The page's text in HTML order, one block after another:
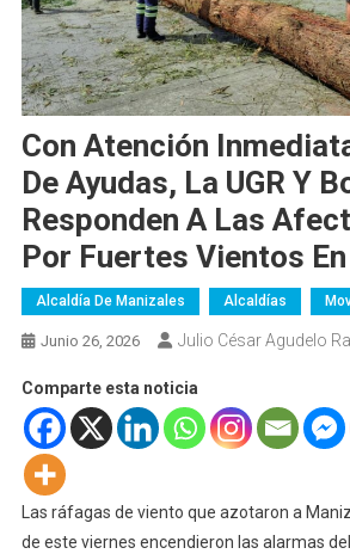
Con Atención
De Ayudas, La UGR Y
Responden A Las
Por Fuertes Vientos
Alcaldía De Manizales Alcaldías
Junio 26, 2026 Julio César Agudelo
Comparte esta noticia
Las ráfagas de viento que azotaron a
de este viernes encendieron las alarmas